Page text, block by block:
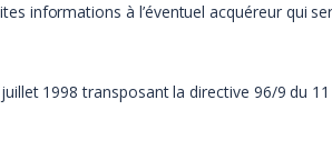
informations à l’éventuel acquéreur qui
1998 transposant la directive 96/9 du